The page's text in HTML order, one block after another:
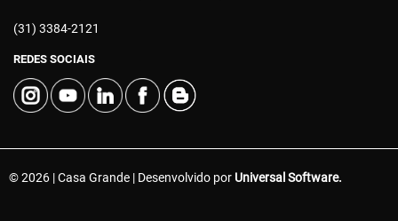
(31) 3384-2121
REDES SOCIAIS
© 2026 | Casa Grande | Desenvolvido por Universal Software.